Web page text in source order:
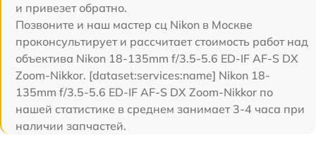
и привезет обратно.
Позвоните и наш мастер сц Nikon в Москве
проконсультирует и рассчитает стоимость работ над
объектива Nikon 18-135mm f/3.5-5.6 ED-IF AF-S DX
Zoom-Nikkor. [dataset:services:name] Nikon 18-
135mm f/3.5-5.6 ED-IF AF-S DX Zoom-Nikkor по
нашей статистике в среднем занимает 3-4 часа при
наличии запчастей.